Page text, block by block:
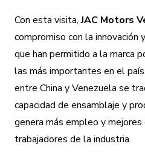
Con esta visita,JAC Motors
compromiso con la innovación
que han permitido a la marca
las más importantes en el
entre China y Venezuela se
capacidad de ensamblaje y
genera más empleo y
trabajadores de la industria.